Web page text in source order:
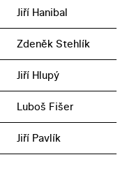
Jiří Hanibal
Zdeněk Stehlík
Jiří Hlupý
Luboš Fišer
Jiří Pavlík